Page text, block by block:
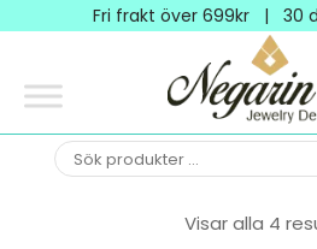
Fri frakt över 699kr | 30
Negarin
Jewelry
Visar alla 4